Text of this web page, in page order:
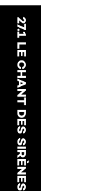
27.1 LE CHANT DES SIRÈNES